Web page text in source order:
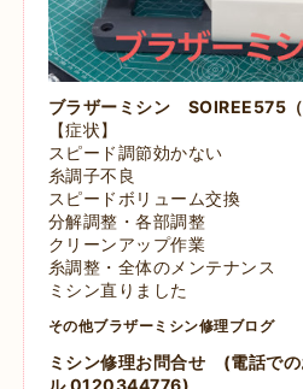
ブラザーミシン SOIREE575（
【症状】
スピード調節効かない
糸調子不良
スピードボリューム交換
分解調整・各部調整
クリーンアップ作業
糸調整・全体のメンテナンス
ミシン直りました
その他ブラザーミシン修理ブログ
ミシン修理お問合せ
(電話で
ル 0120344776)